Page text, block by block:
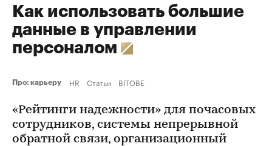
Как использовать большие
данные в управлении
персоналом
Про: карьеру HR Статьи BITOBE
«Рейтинги надежности» для почасовых
сотрудников, системы непрерывной
обратной связи, организационный